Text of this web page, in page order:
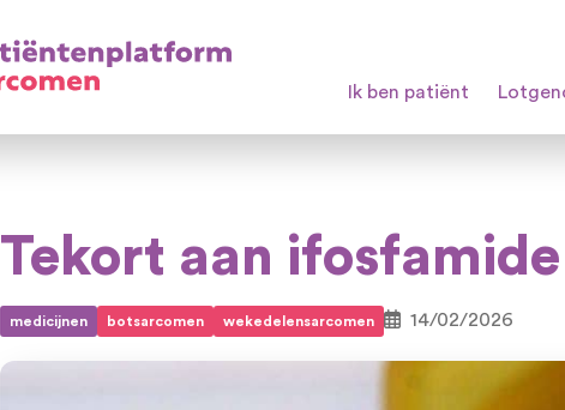
Ik ben patiënt
Tekort aan
medicijnen botsarcomen wekedelensarcomen 14/02/2026